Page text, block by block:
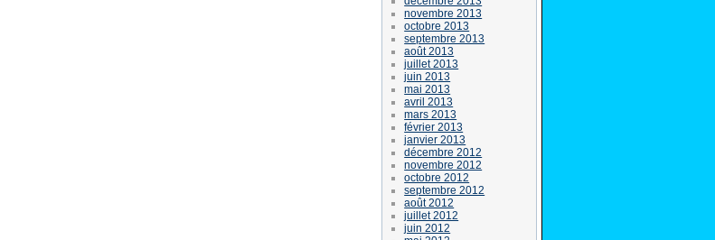
novembre 2013
octobre 2013
septembre 2013
août 2013
juillet 2013
juin 2013
mai 2013
avril 2013
mars 2013
février 2013
janvier 2013
décembre 2012
novembre 2012
octobre 2012
septembre 2012
août 2012
juillet 2012
juin 2012